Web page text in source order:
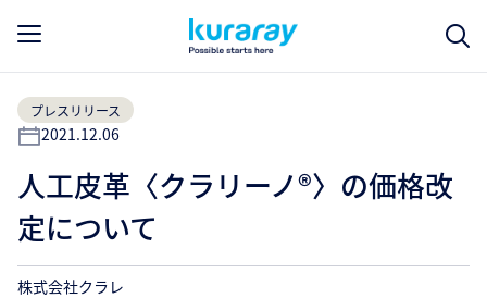
プレスリリース
2021.12.06
人工皮革〈クラリーノ®〉の価格改
定について
株式会社クラレ